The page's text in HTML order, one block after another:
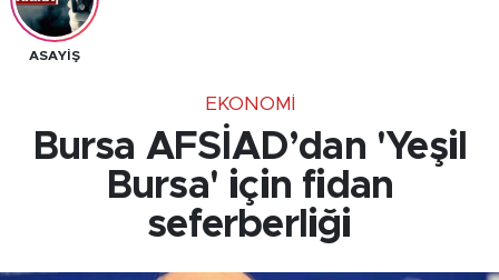
ASAYİŞ
EKONOMİ
Bursa AFSİAD’dan 'Yeşil
Bursa' için fidan
seferberliği
Son Dakika Haberleri